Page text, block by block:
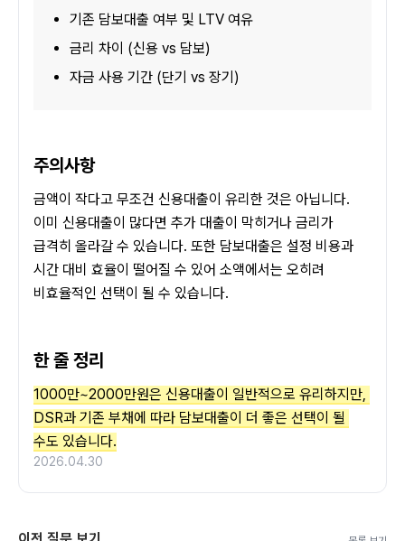
기존 담보대출 여부 및 LTV 여유
금리 차이 (신용 vs 담보)
자금 사용 기간 (단기 vs 장기)
주의사항
금액이 작다고 무조건 신용대출이 유리한 것은 아닙니다.
이미 신용대출이 많다면 추가 대출이 막히거나 금리가
급격히 올라갈 수 있습니다. 또한 담보대출은 설정 비용과
시간 대비 효율이 떨어질 수 있어 소액에서는 오히려
비효율적인 선택이 될 수 있습니다.
한 줄 정리
1000만~2000만원은 신용대출이 일반적으로 유리하지만,
DSR과 기존 부채에 따라 담보대출이 더 좋은 선택이 될
수도 있습니다.
2026.04.30